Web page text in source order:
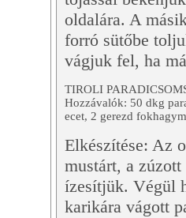
oldalára. A
forró sütőbe
vágjuk fel, ha
TIROLI
Hozzávalók: 50 dkg
ecet, 2 gerezd
Elkészítése: Az
mustárt, a
ízesítjük. Végül
karikára vágott